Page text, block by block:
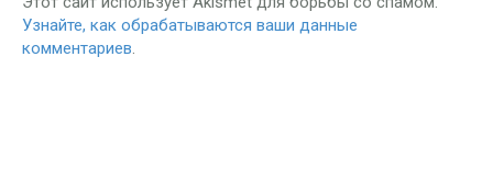
Узнайте, как обрабатываются ваши данные
комментариев.